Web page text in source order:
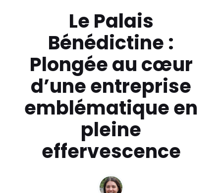
Le Palais
Bénédictine :
Plongée au cœur
d’une entreprise
emblématique en
pleine
effervescence